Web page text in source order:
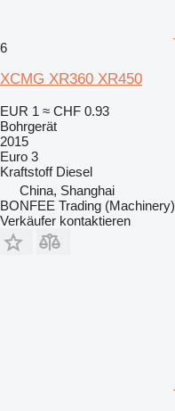
6
XCMG XR360 XR450
EUR 1 ≈ CHF 0.93
Bohrgerät
2015
Euro 3
Kraftstoff Diesel
China, Shanghai
BONFEE Trading (Machinery)
Verkäufer kontaktieren